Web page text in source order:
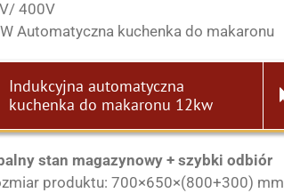
400V
Automatyczna kuchenka do makaronu
Indukcyjna automatyczna
kuchenka do makaronu 12kw
stan magazynowy + szybki odbiór
produktu: 700×650×(800+300) mm